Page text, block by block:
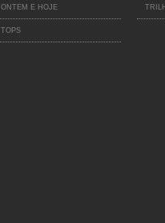
ONTEM E HOJE
TOPS